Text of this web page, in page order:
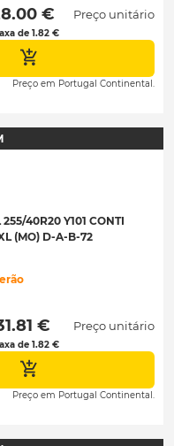
€
de 1.82 €
Preço unitário
Preço em Portugal Continental.
40R20 Y101 CONTI
(MO) D-A-B-72
€
de 1.82 €
Preço unitário
Preço em Portugal Continental.